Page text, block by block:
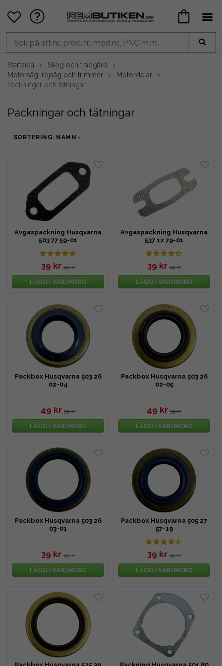
Startsida
Skog och trädgård
Motorsåg, röjsåg och trimmer
Motordelar
Packningar och tätningar
Packningar och tätningar
SORTERING: NAMN
Avgaspackning Husqvarna
503 77 59-01
39 kr 49 kr
LÄGG I VARUKORG
Avgaspackning Husqvarna
537 12 79-01
39 kr 49 kr
LÄGG I VARUKORG
Packbox Husqvarna 503 26
02-04
49 kr 59 kr
LÄGG I VARUKORG
Packbox Husqvarna 503 26
02-05
49 kr 59 kr
LÄGG I VARUKORG
Packbox Husqvarna 503 26
03-01
39 kr 49 kr
LÄGG I VARUKORG
Packbox Husqvarna 505 27
57-19
39 kr 49 kr
LÄGG I VARUKORG